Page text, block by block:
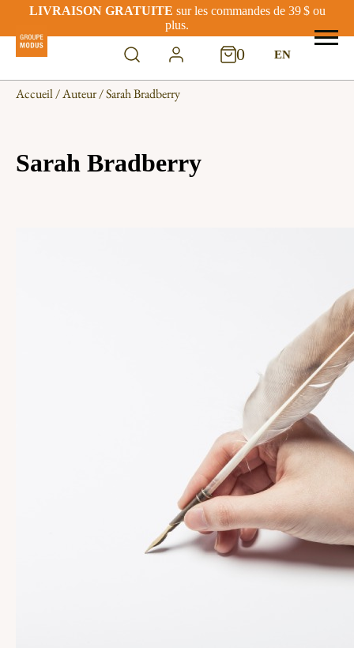
LIVRAISON GRATUITE sur les commandes de 39 $ ou
plus.
0 EN
Accueil/Auteur/ Sarah Bradberry
Sarah Bradberry